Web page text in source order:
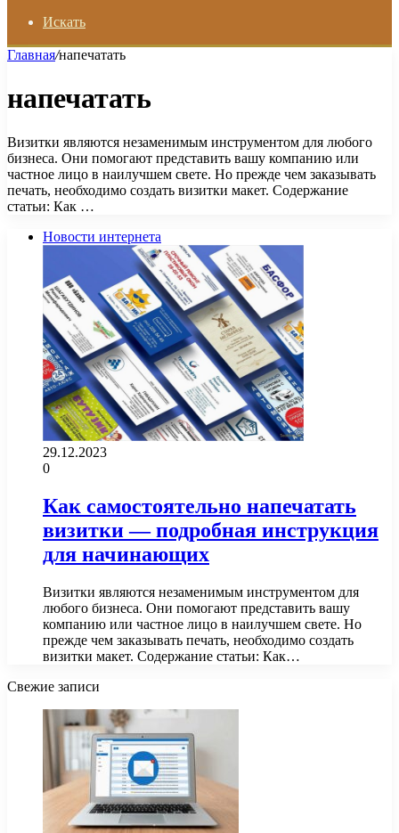
Искать
Главная/напечатать
напечатать
Визитки являются незаменимым инструментом для любого
бизнеса. Они помогают представить вашу компанию или
частное лицо в наилучшем свете. Но прежде чем заказывать
печать, необходимо создать визитки макет. Содержание
статьи: Как …
Новости интернета
29.12.2023
0
Как самостоятельно напечатать
визитки — подробная инструкция
для начинающих
Визитки являются незаменимым инструментом для
любого бизнеса. Они помогают представить вашу
компанию или частное лицо в наилучшем свете. Но
прежде чем заказывать печать, необходимо создать
визитки макет. Содержание статьи: Как…
Свежие записи